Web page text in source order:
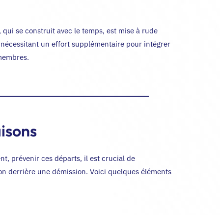
qui se construit avec le temps, est mise à rude
un effort supplémentaire pour intégrer
prévenir ces départs, il est crucial de
derrière une démission. Voici quelques éléments